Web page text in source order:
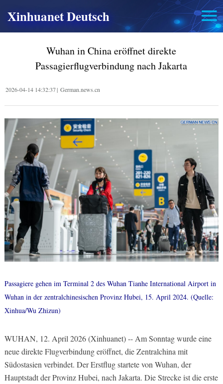
Xinhuanet Deutsch
Wuhan in China eröffnet direkte
Passagierflugverbindung nach Jakarta
2026-04-14 14:32:37| German.news.cn
Passagiere gehen im Terminal 2 des Wuhan Tianhe International Airport in
Wuhan in der zentralchinesischen Provinz Hubei, 15. April 2024. (Quelle:
Xinhua/Wu Zhizun)
WUHAN, 12. April 2026 (Xinhuanet) -- Am Sonntag wurde eine
neue direkte Flugverbindung eröffnet, die Zentralchina mit
Südostasien verbindet. Der Erstflug startete von Wuhan, der
Hauptstadt der Provinz Hubei, nach Jakarta. Die Strecke ist die erste